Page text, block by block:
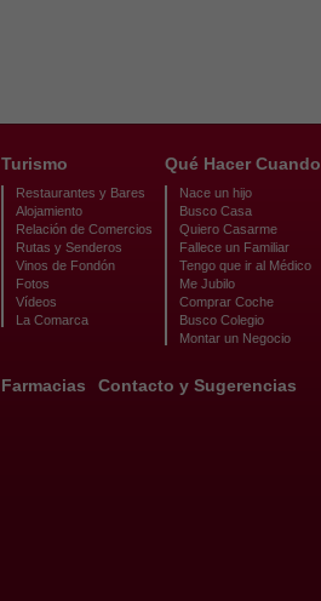
Turismo
Restaurantes y Bares
Alojamiento
Relación de Comercios
Rutas y Senderos
Vinos de Fondón
Fotos
Vídeos
La Comarca
Qué Hacer Cuando
Nace un hijo
Busco Casa
Quiero Casarme
Fallece un Familiar
Tengo que ir al Médico
Me Jubilo
Comprar Coche
Busco Colegio
Montar un Negocio
Farmacias Contacto y Sugerencias